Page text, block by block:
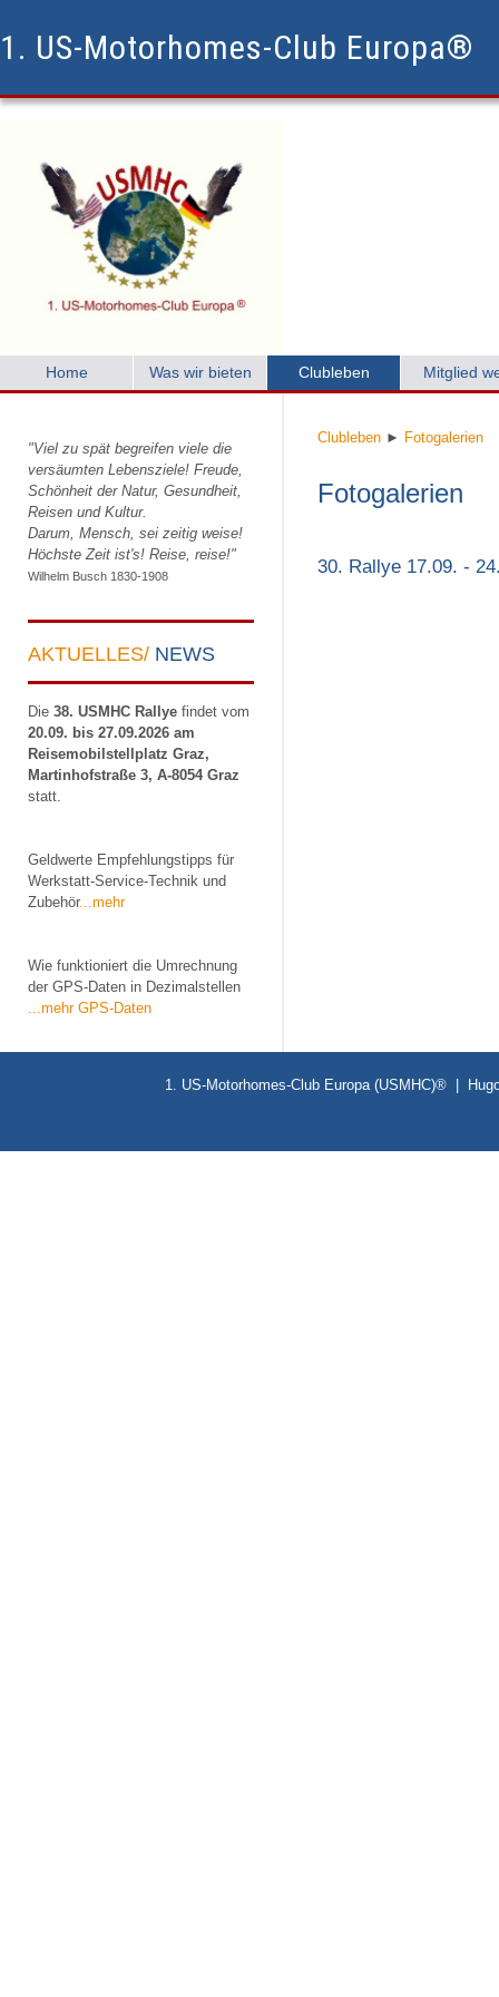
1. US-Motorhomes-Club Europa®
Home Was wir bieten Clubleben Mitglied
"Viel zu spät begreifen viele die
versäumten Lebensziele! Freude,
Schönheit der Natur, Gesundheit,
Reisen und Kultur.
Darum, Mensch, sei zeitig weise!
Höchste Zeit ist's! Reise, reise!"
Wilhelm Busch 1830-1908
AKTUELLES/ NEWS
Die 38. USMHC Rallye findet vom
20.09. bis 27.09.2026 am
Reisemobilstellplatz Graz,
Martinhofstraße 3, A-8054 Graz
statt.
Geldwerte Empfehlungstipps für
Werkstatt-Service-Technik und
Zubehör...mehr
Wie funktioniert die Umrechnung
der GPS-Daten in Dezimalstellen
...mehr GPS-Daten
Clubleben ► Fotogalerien
Fotogalerien
30. Rallye 17.09. -
1. US-Motorhomes-Club Europa (USMHC)® |